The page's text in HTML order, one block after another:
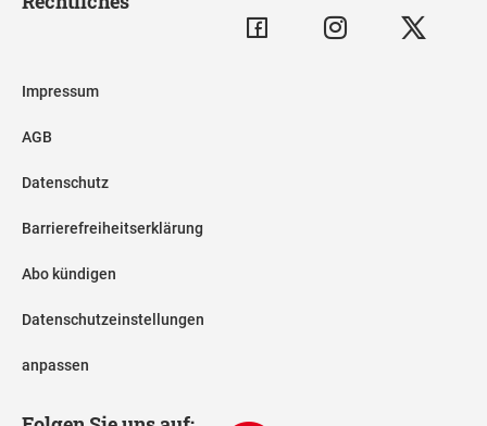
Impressum
AGB
Datenschutz
Barrierefreiheitserklärung
Abo kündigen
Datenschutzeinstellungen
anpassen